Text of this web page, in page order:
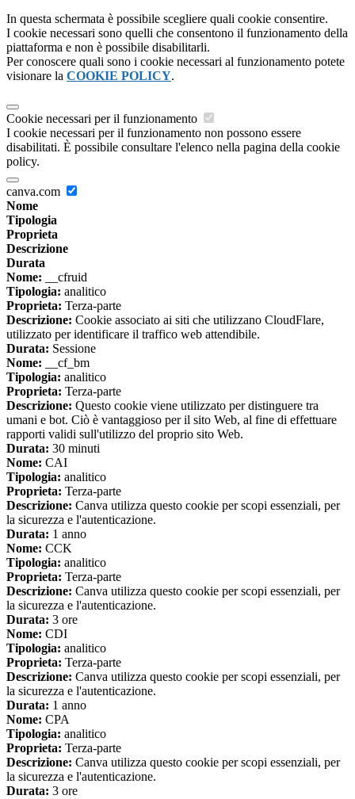
In questa schermata è possibile scegliere quali cookie consentire.
I cookie necessari sono quelli che consentono il funzionamento della
piattaforma e non è possibile disabilitarli.
Per conoscere quali sono i cookie necessari al funzionamento potete
visionare la COOKIE POLICY.
Cookie necessari per il funzionamento
I cookie necessari per il funzionamento non possono essere
disabilitati. È possibile consultare l'elenco nella pagina della cookie
policy.
canva.com
Nome
Tipologia
Proprieta
Descrizione
Durata
Nome: __cfruid
Tipologia: analitico
Proprieta: Terza-parte
Descrizione: Cookie associato ai siti che utilizzano CloudFlare,
utilizzato per identificare il traffico web attendibile.
Durata: Sessione
Nome: __cf_bm
Tipologia: analitico
Proprieta: Terza-parte
Descrizione: Questo cookie viene utilizzato per distinguere tra
umani e bot. Ciò è vantaggioso per il sito Web, al fine di effettuare
rapporti validi sull'utilizzo del proprio sito Web.
Durata: 30 minuti
Nome: CAI
Tipologia: analitico
Proprieta: Terza-parte
Descrizione: Canva utilizza questo cookie per scopi essenziali, per
la sicurezza e l'autenticazione.
Durata: 1 anno
Nome: CCK
Tipologia: analitico
Proprieta: Terza-parte
Descrizione: Canva utilizza questo cookie per scopi essenziali, per
la sicurezza e l'autenticazione.
Durata: 3 ore
Nome: CDI
Tipologia: analitico
Proprieta: Terza-parte
Descrizione: Canva utilizza questo cookie per scopi essenziali, per
la sicurezza e l'autenticazione.
Durata: 1 anno
Nome: CPA
Tipologia: analitico
Proprieta: Terza-parte
Descrizione: Canva utilizza questo cookie per scopi essenziali, per
la sicurezza e l'autenticazione.
Durata: 3 ore